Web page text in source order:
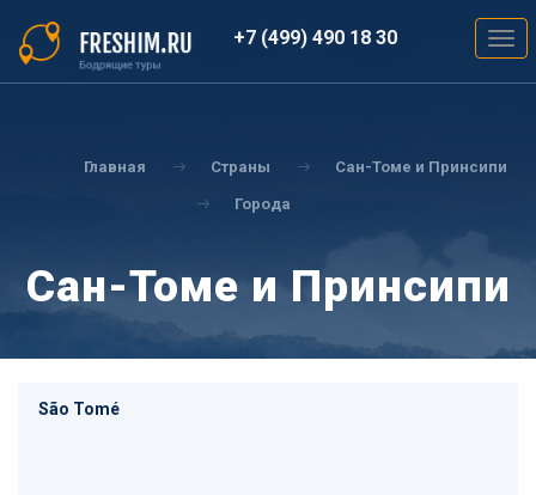
основному
содержанию
+7 (499) 490 18 30
Главная Страны Сан-Томе и Принсипи
Города
Сан-Томе и Принсипи
São Tomé